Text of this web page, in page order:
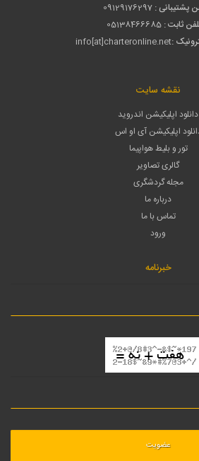
پشتیبانی : 09129176297
ثابت : 05138466685
:
info[at]charteronline.net
نقشه سایت
دانلود اپلیکیشن اندروید
اپلیکیشن آی او اس
تور و بلیط هواپیما
گالری تصاویر
مجله گردشگری
درباره ما
تماس با ما
ورود
خبرنامه